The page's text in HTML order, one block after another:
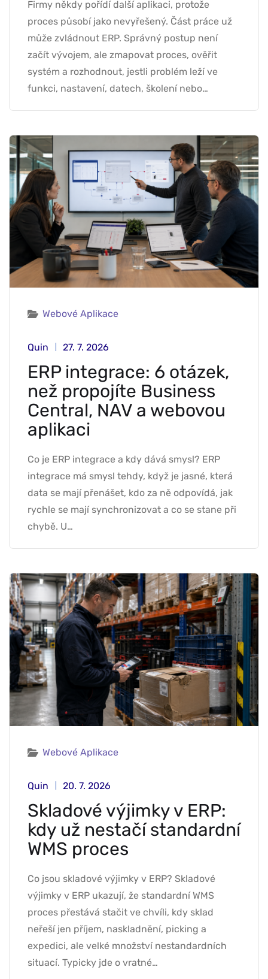
Firmy někdy pořídí další aplikaci, protože
proces působí jako nevyřešený. Část práce už
může zvládnout ERP. Správný postup není
začít vývojem, ale zmapovat proces, ověřit
systém a rozhodnout, jestli problém leží ve
funkci, nastavení, datech, školení nebo…
Webové Aplikace
Quin 27. 7. 2026
ERP integrace: 6 otázek,
než propojíte Business
Central, NAV a webovou
aplikaci
Co je ERP integrace a kdy dává smysl? ERP
integrace má smysl tehdy, když je jasné, která
data se mají přenášet, kdo za ně odpovídá, jak
rychle se mají synchronizovat a co se stane při
chybě. U…
Webové Aplikace
Quin 20. 7. 2026
Skladové výjimky v ERP:
kdy už nestačí standardní
WMS proces
Co jsou skladové výjimky v ERP? Skladové
výjimky v ERP ukazují, že standardní WMS
proces přestává stačit ve chvíli, kdy sklad
neřeší jen příjem, naskladnění, picking a
expedici, ale velké množství nestandardních
situací. Typicky jde o vratné…